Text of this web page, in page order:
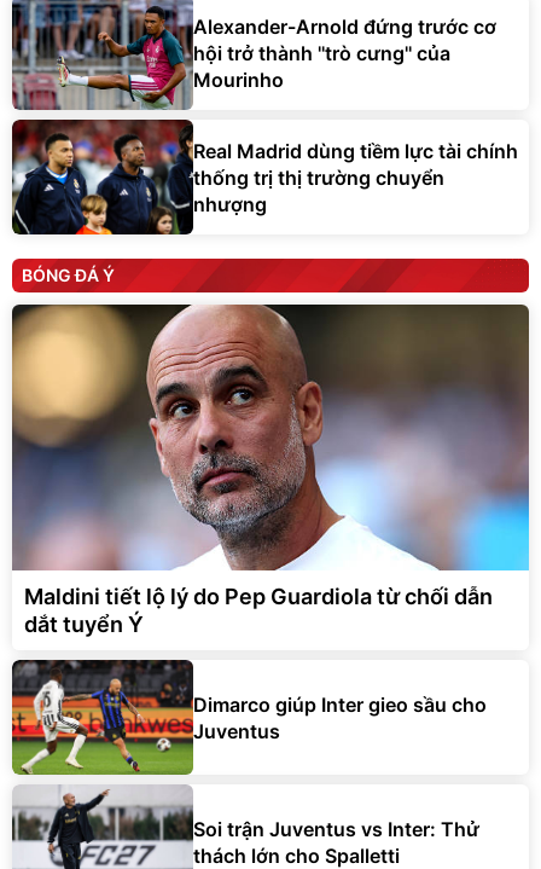
Alexander-Arnold đứng trước cơ
hội trở thành ''trò cưng'' của
Mourinho
Real Madrid dùng tiềm lực tài chính
thống trị thị trường chuyển
nhượng
BÓNG ĐÁ Ý
Maldini tiết lộ lý do Pep Guardiola từ chối dẫn
dắt tuyển Ý
Dimarco giúp Inter gieo sầu cho
Juventus
Soi trận Juventus vs Inter: Thử
thách lớn cho Spalletti